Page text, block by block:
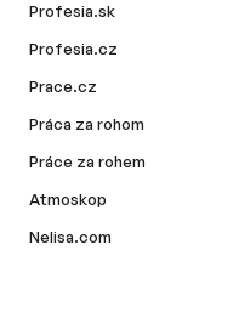
Profesia.sk
Profesia.cz
Prace.cz
Práca za rohom
Práce za rohem
Atmoskop
Nelisa.com